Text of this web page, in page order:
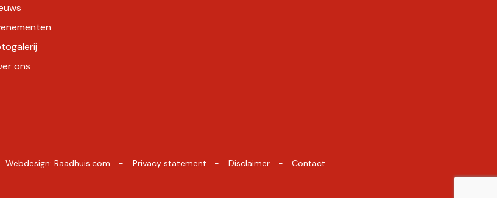
ons
Webdesign:Raadhuis.com Privacy statement Disclaimer Contact